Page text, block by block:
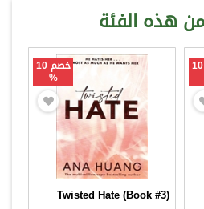
هذه الفئة
خصم 10 خصم 10
%
Twisted Hate (Book #3)